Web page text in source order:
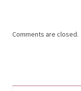
Comments are closed.